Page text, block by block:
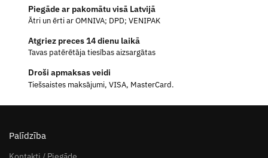
Piegāde ar pakomātu visā Latvijā
Ātri un ērti ar OMNIVA; DPD; VENIPAK
Atgriez preces 14 dienu laikā
Tavas patērētāja tiesības aizsargātas
Droši apmaksas veidi
Tiešsaistes maksājumi, VISA, MasterCard.
Palīdzība